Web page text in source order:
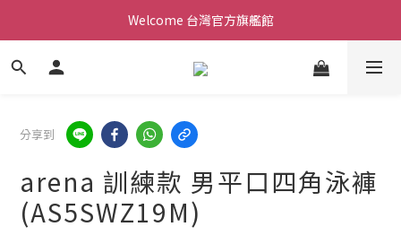
Welcome 台灣官方旗艦館
Welcome 台灣官方旗艦館
新會員加入現領折價200元。立即抵用。
分享到
arena 訓練款 男平口四角泳褲
(AS5SWZ19M)